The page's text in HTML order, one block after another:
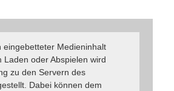
eingebetteter Medieninhalt
Laden oder Abspielen wird
zu den Servern des
Dabei können dem